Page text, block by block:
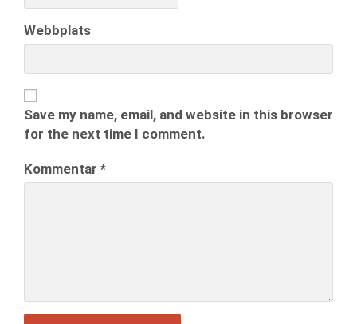
Webbplats
Save my name, email, and website in this browser
for the next time I comment.
Kommentar *